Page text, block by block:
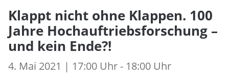
Klappt nicht ohne Klappen. 100
Jahre Hochauftriebsforschung –
und kein Ende?!
4. Mai 2021 | 17:00 Uhr - 18:00 Uhr